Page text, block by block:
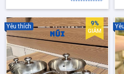
Yêu thích 9%
GIẢM